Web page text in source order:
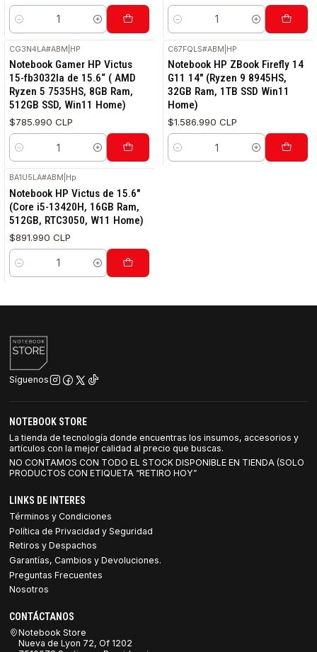
Cantidad Cantidad
CG3N4LA#ABM HP
Notebook Gamer HP Victus
15-fb3032la de 15.6“ ( AMD
Ryzen 5 7535HS, 8GB Ram,
512GB SSD, Win11 Home)
$785.990 CLP
Cantidad
C67FQLS#ABM HP
Notebook HP ZBook Firefly 14
G11 14" (Ryzen 9 8945HS,
32GB Ram, 1TB SSD Win11
Home)
$1.586.990 CLP
Cantidad
BA1U5LA#ABM Hp
Notebook HP Victus de 15.6"
(Core i5-13420H, 16GB Ram,
512GB, RTC3050, W11 Home)
$891.990 CLP
Cantidad
Síguenos
NOTEBOOK STORE
La tienda de tecnología donde encuentras los insumos, accesorios y
artículos con la mejor calidad al precio que buscas.
NO CONTAMOS CON TODO EL STOCK DISPONIBLE EN TIENDA (SOLO
PRODUCTOS CON ETIQUETA “RETIRO HOY”
LINKS DE INTERES
Términos y Condiciones
Política de Privacidad y Seguridad
Retiros y Despachos
Garantías, Cambios y Devoluciones.
Preguntas Frecuentes
Nosotros
CONTÁCTANOS
Notebook Store
Nueva de Lyon 72, Of 1202